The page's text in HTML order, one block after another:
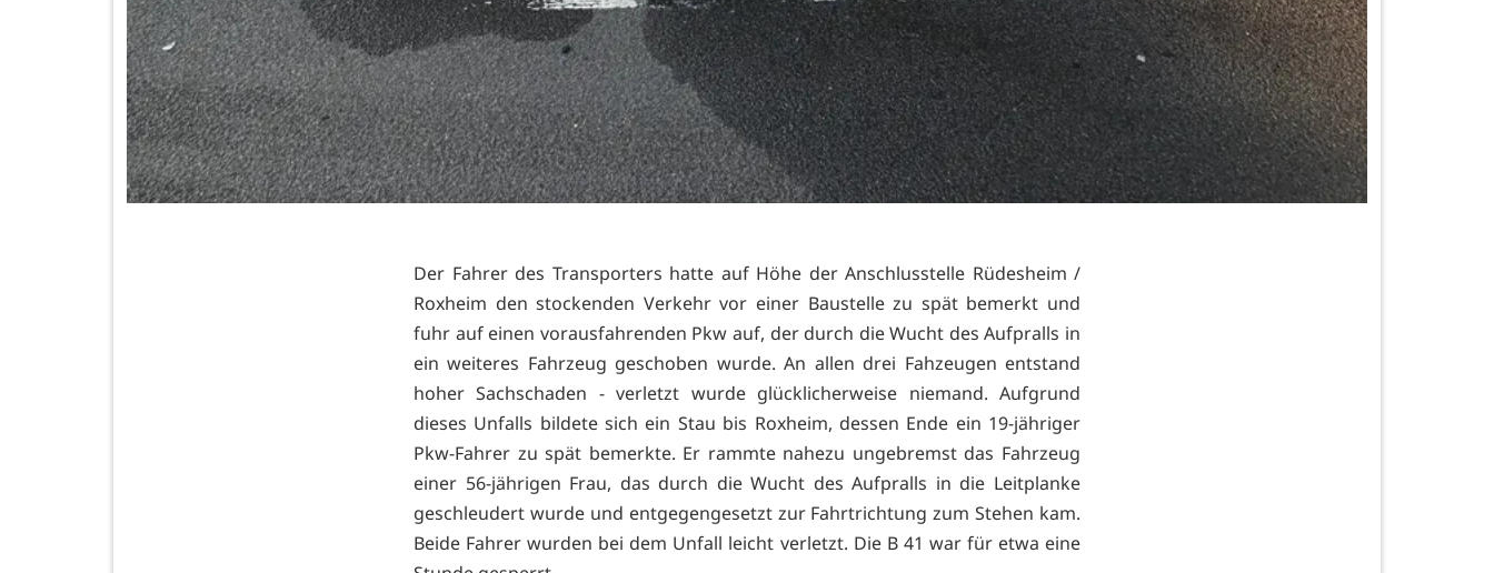
Der Fahrer des Transporters hatte auf Höhe der Anschlusstelle Rüdesheim /
Roxheim den stockenden Verkehr vor einer Baustelle zu spät bemerkt und
fuhr auf einen vorausfahrenden Pkw auf, der durch die Wucht des Aufpralls in
ein weiteres Fahrzeug geschoben wurde. An allen drei Fahzeugen entstand
hoher Sachschaden - verletzt wurde glücklicherweise niemand. Aufgrund
dieses Unfalls bildete sich ein Stau bis Roxheim, dessen Ende ein 19-jähriger
Pkw-Fahrer zu spät bemerkte. Er rammte nahezu ungebremst das Fahrzeug
einer 56-jährigen Frau, das durch die Wucht des Aufpralls in die Leitplanke
geschleudert wurde und entgegengesetzt zur Fahrtrichtung zum Stehen kam.
Beide Fahrer wurden bei dem Unfall leicht verletzt. Die B 41 war für etwa eine